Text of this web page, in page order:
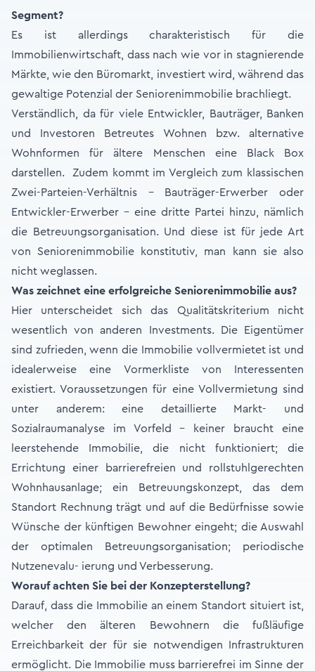
Segment?
Es ist allerdings charakteristisch für die
Immobilienwirtschaft, dass nach wie vor in stagnierende
Märkte, wie den Büromarkt, investiert wird, während das
gewaltige Potenzial der Seniorenimmobilie brachliegt.
Verständlich, da für viele Entwickler, Bauträger, Banken
und Investoren Betreutes Wohnen bzw. alternative
Wohnformen für ältere Menschen eine Black Box
darstellen. Zudem kommt im Vergleich zum klassischen
Zwei-Parteien-Verhältnis - Bauträger-Erwerber oder
Entwickler-Erwerber - eine dritte Partei hinzu, nämlich
die Betreuungsorganisation. Und diese ist für jede Art
von Seniorenimmobilie konstitutiv, man kann sie also
nicht weglassen.
Was zeichnet eine erfolgreiche Seniorenimmobilie aus?
Hier unterscheidet sich das Qualitätskriterium nicht
wesentlich von anderen Investments. Die Eigentümer
sind zufrieden, wenn die Immobilie vollvermietet ist und
idealerweise eine Vormerkliste von Interessenten
existiert. Voraussetzungen für eine Vollvermietung sind
unter anderem: eine detaillierte Markt- und
Sozialraumanalyse im Vorfeld - keiner braucht eine
leerstehende Immobilie, die nicht funktioniert; die
Errichtung einer barrierefreien und rollstuhlgerechten
Wohnhausanlage; ein Betreuungskonzept, das dem
Standort Rechnung trägt und auf die Bedürfnisse sowie
Wünsche der künftigen Bewohner eingeht; die Auswahl
der optimalen Betreuungsorganisation; periodische
Nutzenevalu- ierung und Verbesserung.
Worauf achten Sie bei der Konzepterstellung?
Darauf, dass die Immobilie an einem Standort situiert ist,
welcher den älteren Bewohnern die fußläufige
Erreichbarkeit der für sie notwendigen Infrastrukturen
ermöglicht. Die Immobilie muss barrierefrei im Sinne der